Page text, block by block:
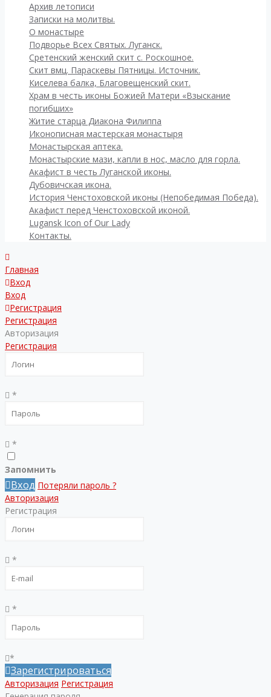
Архив летописи
Записки на молитвы.
О монастыре
Подворье Всех Святых. Луганск.
Сретенский женский скит с. Роскошное.
Скит вмц. Параскевы Пятницы. Источник.
Киселева балка, Благовещенский скит.
Храм в честь иконы Божией Матери «Взыскание
погибших»
Житие старца Диакона Филиппа
Иконописная мастерская монастыря
Монастырская аптека.
Монастырские мази, капли в нос, масло для горла.
Акафист в честь Луганской иконы.
Дубовичская икона.
История Ченстоховской иконы (Непобедимая Победа).
Акафист перед Ченстоховской иконой.
Lugansk Icon of Our Lady
Контакты.
Главная
Вход
Вход
Регистрация
Регистрация
Авторизация
Регистрация
*
*
Запомнить
Вход Потеряли пароль ?
Авторизация
Регистрация
*
*
*
Зарегистрироваться
Авторизация Регистрация